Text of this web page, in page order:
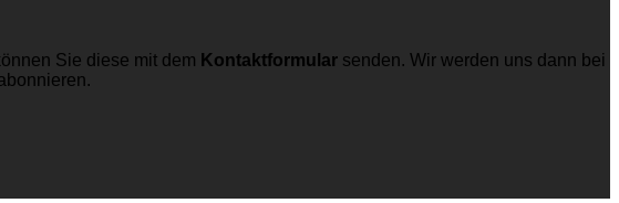
Sie diese mit dem Kontaktformular senden. Wir werden uns dann bei